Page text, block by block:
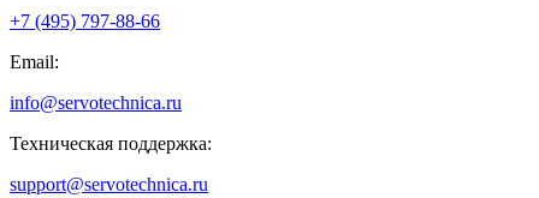
+7 (495) 797-88-66
Email:
info@servotechnica.ru
Техническая поддержка:
support@servotechnica.ru